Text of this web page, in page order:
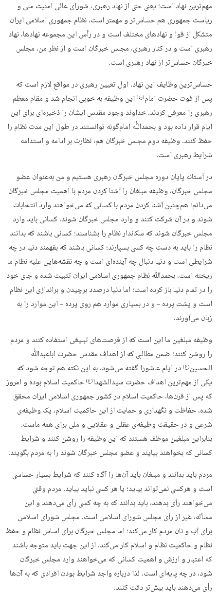
مهم‌ترین نهاد است؛ یعنی حتی از نهاد رهبری، شورای عالی امنیت ملی و
ریاست جمهوری هم حساس‌تر و مهمتر است. نظام جمهوری اسلامی ایران
متشکل از قوا و نهادهای مختلف است و در رأس این مجموعه نهادها، نهاد
رهبری است و در کنار رهبری، مجلس خبرگان است و از نظر من، مجلس
خبرگان حساس‌تر از نهاد رهبری است.
حساس‌ترین وظایف این نهاد، اول تعیین رهبری در مواقع لازم است که
پس از فوت حضرت امام(ره) این وظیفه به خوبی انجام شد و مقام معظم
رهبری را معرفی کردند. خداوند وجود مقدس ایشان را ذخیره‌ای برای این
ایام قرار داده بود و بحمدﷲ امام‌گونه توانستند در طول این مدت نظام را
حفظ کنند. وظیفه دوم مجلس خبرگان هم، نظارت بر ادامه و استدامه
شرایط رهبری است.
در آستانه پایان دوره مجلس خبرگان رهبری هستیم و من به‌عنوان عضو
مجلس خبرگان، وظیفه مبلغان را آشنا کردن مردم با اهمیت مجلس خبرگان
می‌دانم؛ هم‌چنین آشنا کردن مردم با کسانی که می‌خواهند وارد انتخابات
شوند و در آن شرکت کنند و وارد مجلس خبرگان شوند. کسانی باید وارد
مجلس خبرگان شوند که سکاندار نظام را بشناسند؛ کسانی باشند که بدانند
نظام را باید به دست چه کسی بسپارند؛ کسانی باشند که بفهمند دنیا در چه
شرایطی است و دنیا دنبال چه آینده‌ای است و چه نقشه‌هایی علیه نظام ما
ریخته است. بحمدﷲ نظام جمهوری اسلامی ایران تثبیت شده و جای خود
را در تمام دنیا باز کرده است؛ اما دنیا در‌صدد برچیدن و براندازی این نظام
است و پشت پرده – و در بسیاری موارد هم روی پرده – این موارد را به
زبان می‌آورند.
وظیفه مبلغین ما این است که از فرصت‌های تبلیغی استفاده کنند و مردم
را روشن کنند؛ ضمن مطالبی که از اهداف مقدس حضرت اباعبدﷲ
الحسین(ع) در ایام عاشورا گفته می‌شود، به این نکته هم توجه شود که
یکی از مهم‌ترین اهداف حضرت سیدالشهدا(ع) حاکمیت اسلام بوده و امروز
که پس از قرن‌ها، حاکمیت اسلام در کشور جمهوری اسلامی ایران محقق
شده، حفاظت و نگهداری و حمایت از این حاکمیت اسلام، یک وظیفه‌ی
شرعی و در حقیقت وظیفه‌ی عقلی و عقلایی و ملی برای همه ماست.
بنابراین مبلغین موظف هستند که این وظیفه را روشن کنند و شرایط
کسانی که بخواهند بیایند و عضو مجلس خبرگان شوند را به مردم بگویند.
مردم باید بدانند و مبلغان باید آن‌ها را آگاه کنند که شرایط بسیار حساسی
است و هرکسی نمی‌تواند بیاید؛ یا هر کسی نباید بیاید. مردم وقتی
می‌خواهند رأی بدهند، باید بدانند که به چه کسی رأی می‌دهند و این
مسأله، غیر از رأی مجلس شورای اسلامی است. مجلس شورای اسلامی
برای آب و نان مردم کار می‌کند؛ اما مجلس خبرگان برای اساس نظام و حفظ
نظام و حاکمیت نظام و اسلام کار می‌کند. از این جهت باید متوجه باشند
که اعتبار و ارزش و اهمیت کسانی که می‌خواهند وارد مجلس خبرگان
شود، در چه پایه‌ای است. لذا درباره واجد شرایط بودن افرادی که به آن‌ها
رأی می‌دهند باید بیش‌تر دقت کنند.